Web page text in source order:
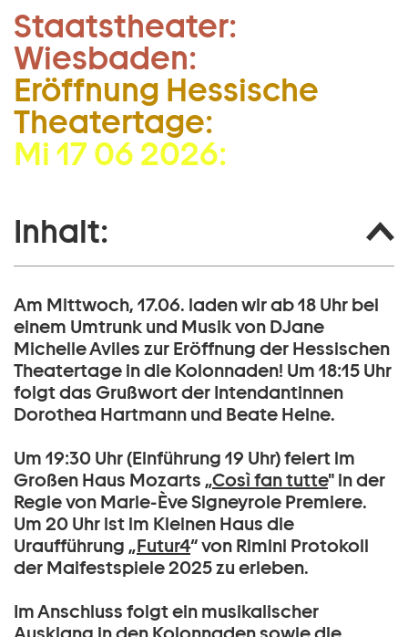
Zum Hauptinhalt springen
Zum Footer springen
Staatstheater:
Wiesbaden:
Eröffnung Hessische
Theatertage:
Mi 17 06 2026:
Inhalt:
Am Mittwoch, 17.06. laden wir ab 18 Uhr bei
einem Umtrunk und Musik von DJane
Michelle Aviles zur Eröffnung der Hessischen
Theatertage in die Kolonnaden! Um 18:15 Uhr
folgt das Grußwort der Intendantinnen
Dorothea Hartmann und Beate Heine.
Um 19:30 Uhr (Einführung 19 Uhr) feiert im
Großen Haus Mozarts „Così fan tutte" in der
Regie von Marie-Ève Signeyrole Premiere.
Um 20 Uhr ist im Kleinen Haus die
Uraufführung „Futur4“ von Rimini Protokoll
der Maifestspiele 2025 zu erleben.
Im Anschluss folgt ein musikalischer